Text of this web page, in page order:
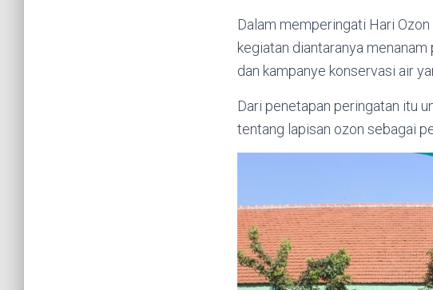
Dalam memperingati Hari
kegiatan diantaranya
dan kampanye konservasi air
Dari penetapan peringatan itu
tentang lapisan ozon sebagai